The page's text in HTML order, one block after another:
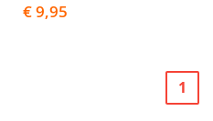
€ 9,95
U
1